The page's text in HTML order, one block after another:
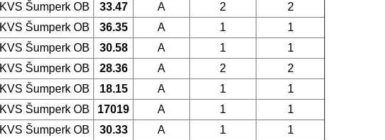
KVS Šumperk OB 33.47 A 2
2
KVS Šumperk OB 36.35 A 1
1
KVS Šumperk OB 30.58 A 1
1
KVS Šumperk OB 28.36 A 2
2
KVS Šumperk OB 18.15 A 1
1
KVS Šumperk OB 17019 A 1
1
KVS Šumperk OB 30.33 A 1
1